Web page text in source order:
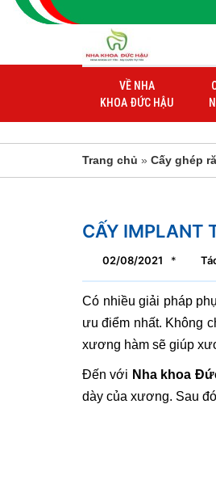
VỀ NHA
KHOA ĐỨC HẬU
Trang chủ » Cấy ghép
CẤY IMPLANT
02/08/2021 *
Có nhiều giải pháp
ưu điểm nhất. Không
xương hàm sẽ giúp
Đến với Nha khoa
dày của xương. Sau